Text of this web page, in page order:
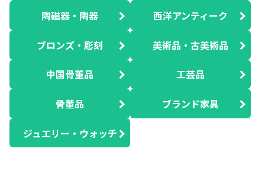
陶磁器・陶器 西洋アンティーク
ブロンズ・彫刻 美術品・古美術品
中国骨董品 工芸品
骨董品 ブランド家具
ジュエリー・ウォッチ